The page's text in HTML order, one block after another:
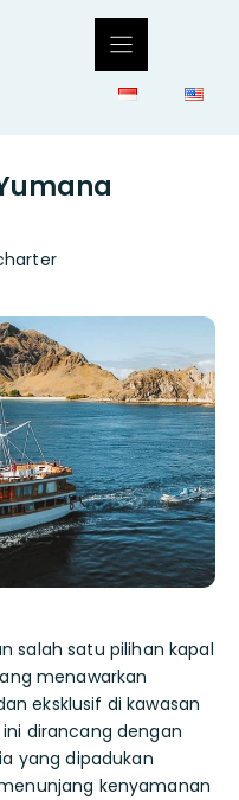
salah satu pilihan kapal
menawarkan
eksklusif di kawasan
dirancang dengan
yang dipadukan
kenyamanan